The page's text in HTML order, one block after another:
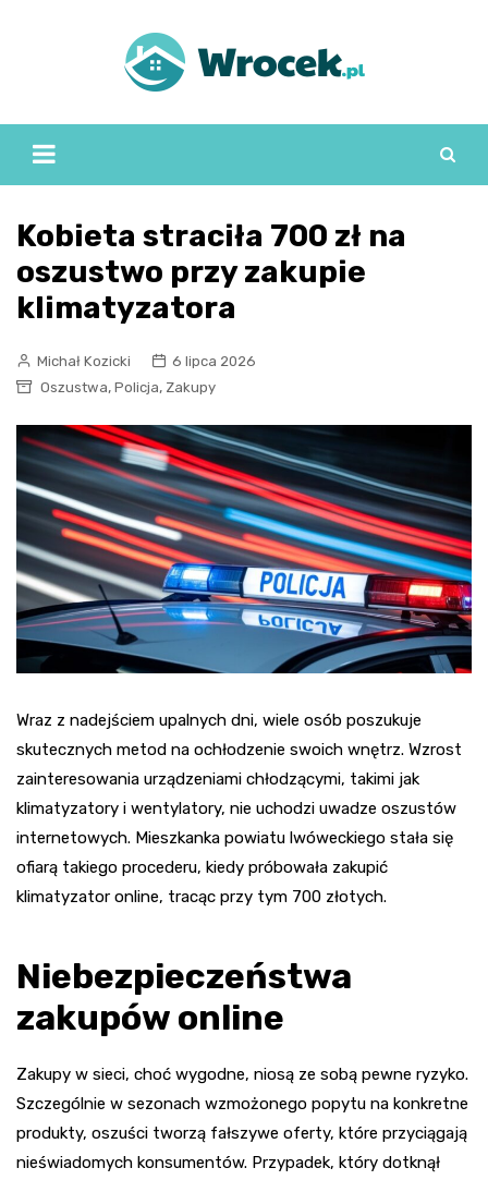
Kobieta straciła 700 zł na
oszustwo przy zakupie
klimatyzatora
Michał Kozicki
6 lipca 2026
Oszustwa, Policja, Zakupy
Wraz z nadejściem upalnych dni, wiele osób poszukuje
skutecznych metod na ochłodzenie swoich wnętrz. Wzrost
zainteresowania urządzeniami chłodzącymi, takimi jak
klimatyzatory i wentylatory, nie uchodzi uwadze oszustów
internetowych. Mieszkanka powiatu lwóweckiego stała się
ofiarą takiego procederu, kiedy próbowała zakupić
klimatyzator online, tracąc przy tym 700 złotych.
Niebezpieczeństwa
zakupów online
Zakupy w sieci, choć wygodne, niosą ze sobą pewne ryzyko.
Szczególnie w sezonach wzmożonego popytu na konkretne
produkty, oszuści tworzą fałszywe oferty, które przyciągają
nieświadomych konsumentów. Przypadek, który dotknął